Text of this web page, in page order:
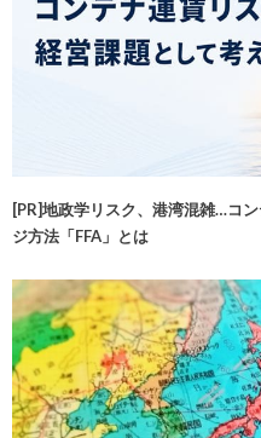
[PR]地政学リスク、港湾混雑…コ
ジ方法「FFA」とは